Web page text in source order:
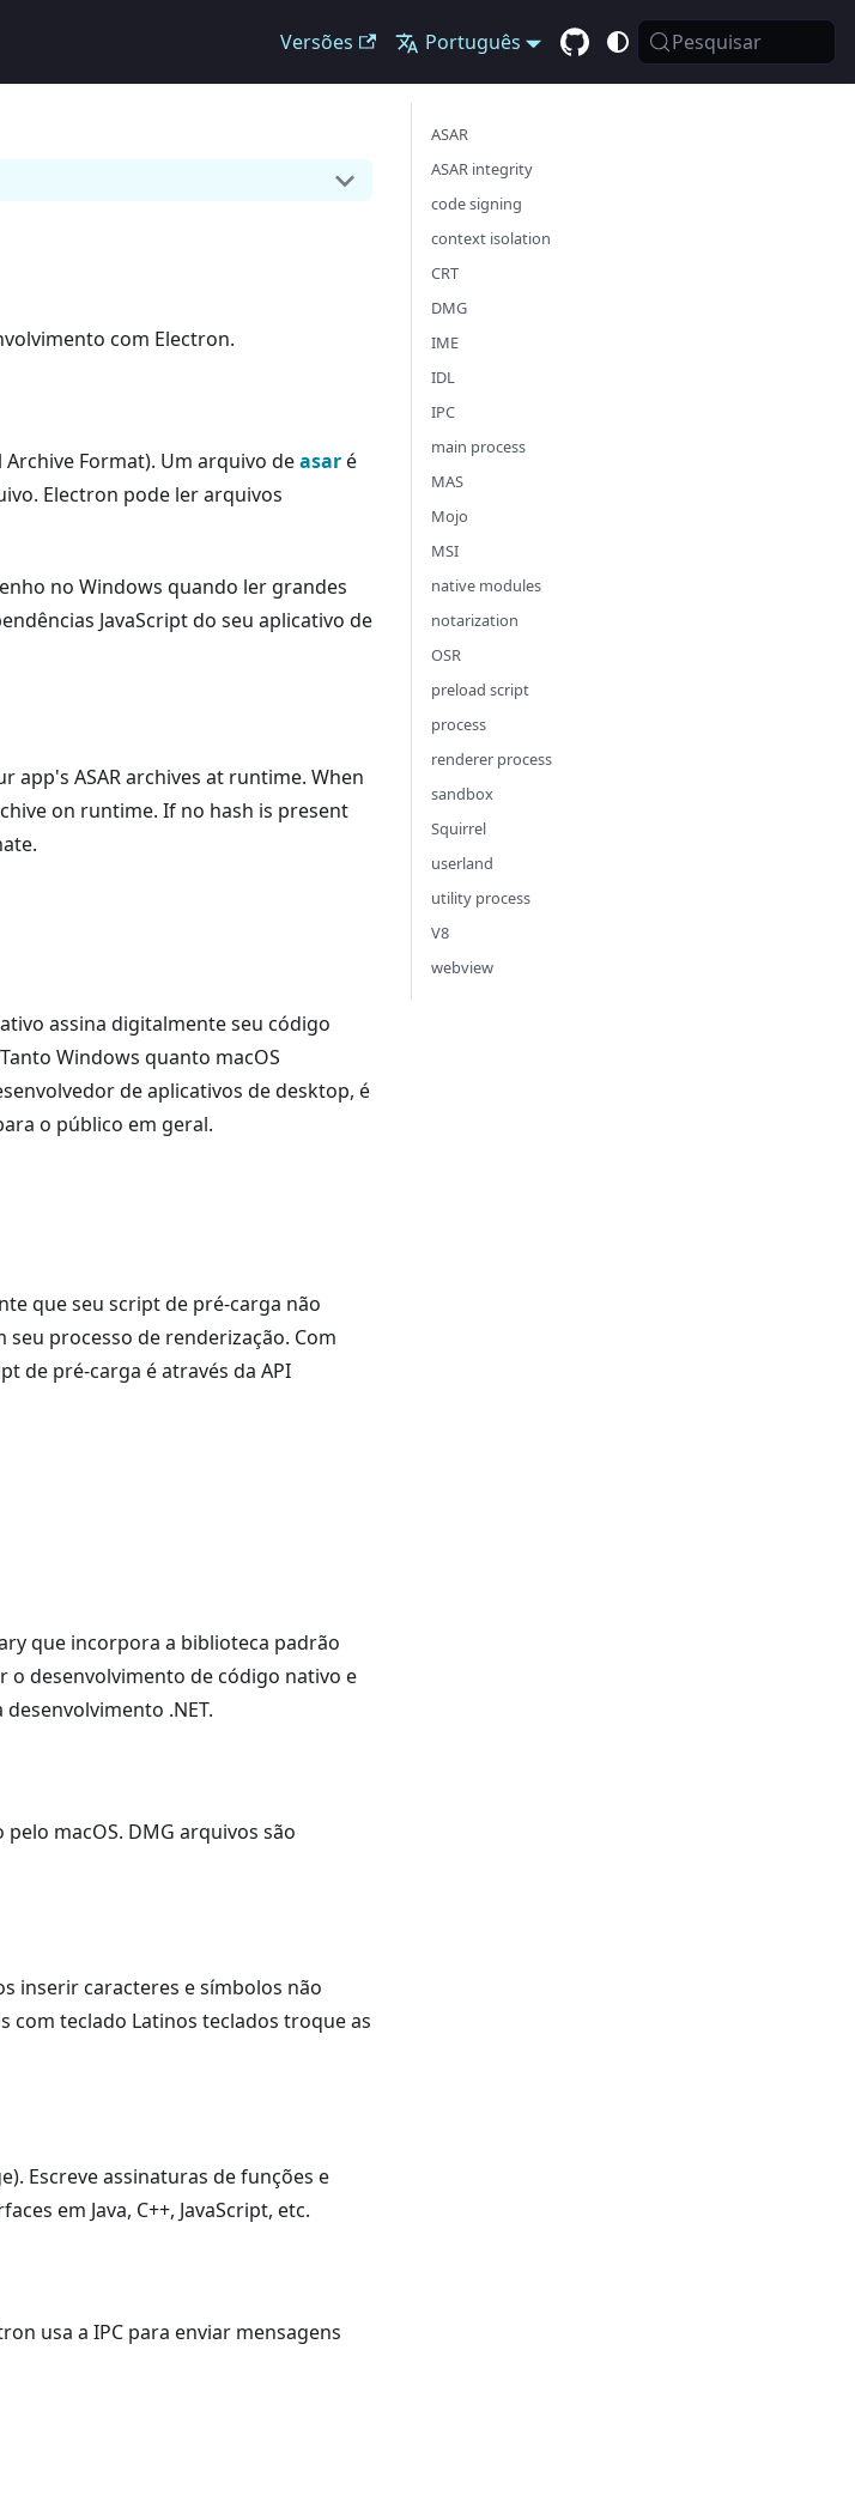
Versões Português Pesquisar
com Electron.
Format). Um arquivo deasaré
Electron pode ler arquivos
no Windows quando ler grandes
JavaScript do seu aplicativo de
app's ASAR archives at runtime. When
on runtime. If no hash is present
assina digitalmente seu código
Windows quanto macOS
de aplicativos de desktop, é
o público em geral.
que seu script de pré-carga não
seu processo de renderização. Com
de pré-carga é através da API
que incorpora a biblioteca padrão
o desenvolvimento de código nativo e
.NET.
macOS. DMG arquivos são
inserir caracteres e símbolos não
com teclado Latinos teclados troque as
Escreve assinaturas de funções e
em Java, C++, JavaScript, etc.
usa a IPC para enviar mensagens
ASAR
ASAR integrity
code signing
context isolation
CRT
DMG
IME
IDL
IPC
main process
MAS
Mojo
MSI
native modules
notarization
OSR
preload script
process
renderer process
sandbox
Squirrel
userland
utility process
V8
webview